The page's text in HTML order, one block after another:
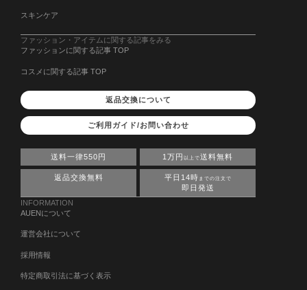
スキンケア
ファッション・アイテムに関する記事をみる
ファッションに関する記事 TOP
コスメに関する記事 TOP
返品交換について
ご利用ガイド/お問い合わせ
送料一律550円 1万円 以上で送料無料
返品交換無料 平日14時 までの注文で
即日発送
INFORMATION
AUENについて
運営会社について
採用情報
特定商取引法に基づく表示